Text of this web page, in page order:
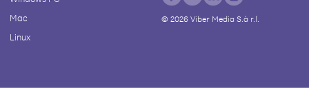
Mac
Linux
© 2026Viber Media S.à r.l.